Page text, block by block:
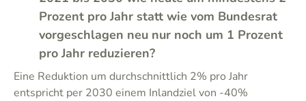
Prozent pro Jahr statt wie vom Bundesrat
vorgeschlagen neu nur noch um 1 Prozent
pro Jahr reduzieren?
Eine Reduktion um durchschnittlich 2% pro Jahr
entspricht per 2030 einem Inlandziel von -40%